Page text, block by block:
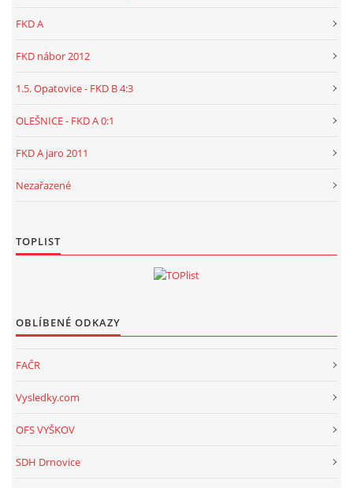
FKD A
FKD nábor 2012
1.5. Opatovice - FKD B 4:3
OLEŠNICE - FKD A 0:1
FKD A jaro 2011
Nezařazené
TOPLIST
OBLÍBENÉ ODKAZY
FAČR
Vysledky.com
OFS VYŠKOV
SDH Drnovice